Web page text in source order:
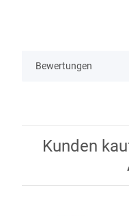
Bewertungen
Kunden